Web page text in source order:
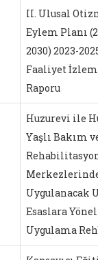
II. Ulusal
Eylem Planı
2030) 2023-
Faaliyet
Raporu
Huzurevi ile
Yaşlı Bakım
Uygulanacak
Esaslara
Uygulama